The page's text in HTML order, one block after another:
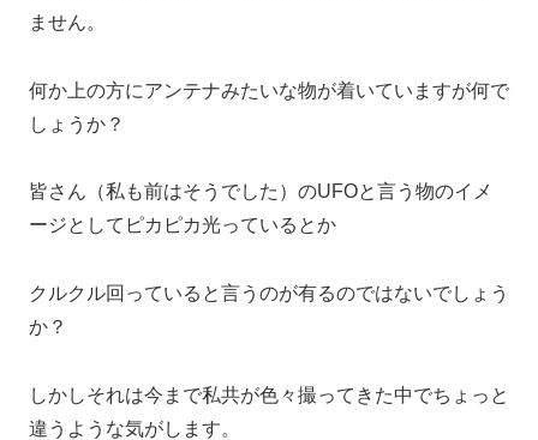
ません。
何か上の方にアンテナみたいな物が着いていますが何で
しょうか？
皆さん（私も前はそうでした）のUFOと言う物のイメ
ージとしてピカピカ光っているとか
クルクル回っていると言うのが有るのではないでしょう
か？
しかしそれは今まで私共が色々撮ってきた中でちょっと
違うような気がします。